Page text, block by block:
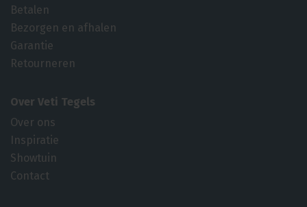
Betalen
Bezorgen en afhalen
Garantie
Retourneren
Over Veti Tegels
Over ons
Inspiratie
Showtuin
Contact